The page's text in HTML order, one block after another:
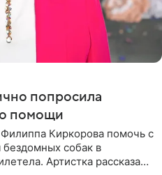
попросила
помощи
Киркорова помочь с
собак в
Артистка рассказала